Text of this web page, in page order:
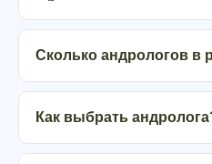
Сколько андрологов в
Как выбрать